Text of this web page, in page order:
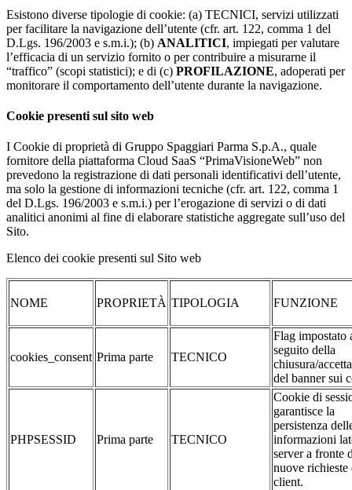
Esistono diverse tipologie di cookie: (a) TECNICI, servizi utilizzati
per facilitare la navigazione dell’utente (cfr. art. 122, comma 1 del
D.Lgs. 196/2003 e s.m.i.); (b) ANALITICI, impiegati per valutare
l’efficacia di un servizio fornito o per contribuire a misurarne il
“traffico” (scopi statistici); e di (c) PROFILAZIONE, adoperati per
monitorare il comportamento dell’utente durante la navigazione.
Cookie presenti sul sito web
I Cookie di proprietà di Gruppo Spaggiari Parma S.p.A., quale
fornitore della piattaforma Cloud SaaS “PrimaVisioneWeb” non
prevedono la registrazione di dati personali identificativi dell’utente,
ma solo la gestione di informazioni tecniche (cfr. art. 122, comma 1
del D.Lgs. 196/2003 e s.m.i.) per l’erogazione di servizi o di dati
analitici anonimi al fine di elaborare statistiche aggregate sull’uso del
Sito.
Elenco dei cookie presenti sul Sito web
NOME PROPRIETÀ TIPOLOGIA FUNZIONE
cookies_consent Prima parte TECNICO
Flag impostato
seguito della
chiusura/
del banner sui
PHPSESSID Prima parte TECNICO
Cookie di
garantisce la
persistenza
informazioni
server a fronte
nuove richieste
client.